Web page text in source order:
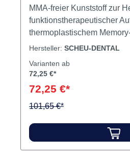
MMA-freier Kunststoff zur
funktionstherapeutischer
thermoplastischem
Material wird bei
Tragekomfort aus.
und geschmacksneutral.
Fräsronde in 16 und 20 mm
Hersteller: SCHEU-DENTAL
Varianten ab
72,25 €*
72,25 €*
101,65 €*